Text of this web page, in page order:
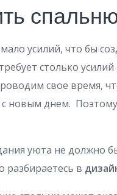
усилий, что бы
столько усилий
свое время,
с новым днем.
уюта не должно
разбираетесь в